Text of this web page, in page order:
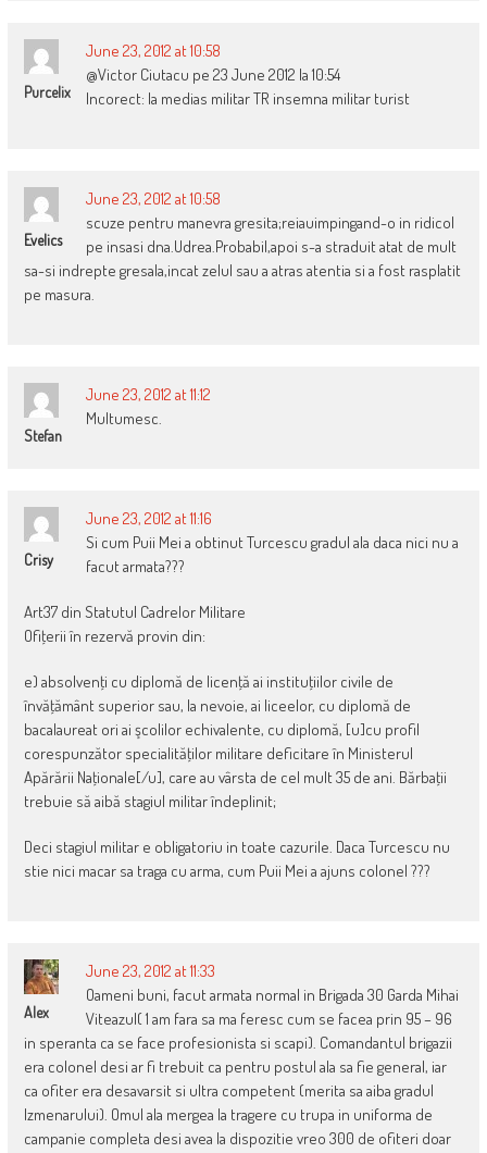
Purcelix
June 23, 2012 at 10:58
@Victor Ciutacu pe 23 June 2012 la 10:54
Incorect: la medias militar TR insemna militar turist
Evelics
June 23, 2012 at 10:58
scuze pentru manevra gresita;reiauimpingand-o in ridicol
pe insasi dna.Udrea.Probabil,apoi s-a straduit atat de mult
sa-si indrepte gresala,incat zelul sau a atras atentia si a fost rasplatit
pe masura.
Stefan
June 23, 2012 at 11:12
Multumesc.
Crisy
June 23, 2012 at 11:16
Si cum Puii Mei a obtinut Turcescu gradul ala daca nici nu a
facut armata???
Art37 din Statutul Cadrelor Militare
Ofiţerii în rezervă provin din:
e) absolvenţi cu diplomă de licenţă ai instituţiilor civile de
învăţământ superior sau, la nevoie, ai liceelor, cu diplomă de
bacalaureat ori ai şcolilor echivalente, cu diplomă, [u]cu profil
corespunzător specialităţilor militare deficitare în Ministerul
Apărării Naţionale[/u], care au vârsta de cel mult 35 de ani. Bărbaţii
trebuie să aibă stagiul militar îndeplinit;
Deci stagiul militar e obligatoriu in toate cazurile. Daca Turcescu nu
stie nici macar sa traga cu arma, cum Puii Mei a ajuns colonel ???
Alex
June 23, 2012 at 11:33
Oameni buni, facut armata normal in Brigada 30 Garda Mihai
Viteazul( 1 am fara sa ma feresc cum se facea prin 95 – 96
in speranta ca se face profesionista si scapi). Comandantul brigazii
era colonel desi ar fi trebuit ca pentru postul ala sa fie general, iar
ca ofiter era desavarsit si ultra competent (merita sa aiba gradul
Izmenarului). Omul ala mergea la tragere cu trupa in uniforma de
campanie completa desi avea la dispozitie vreo 300 de ofiteri doar